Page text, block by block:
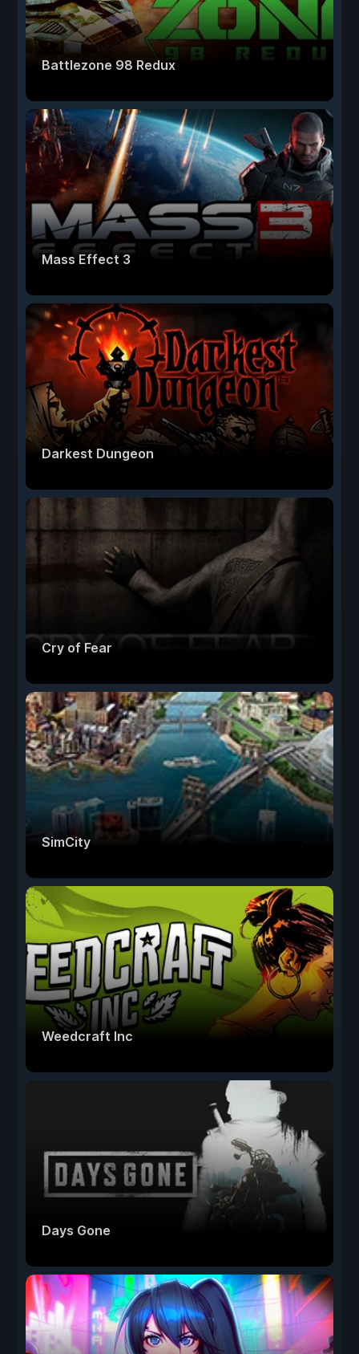
Battlezone 98 Redux
Mass Effect 3
Darkest Dungeon
Cry of Fear
SimCity
Weedcraft Inc
Days Gone